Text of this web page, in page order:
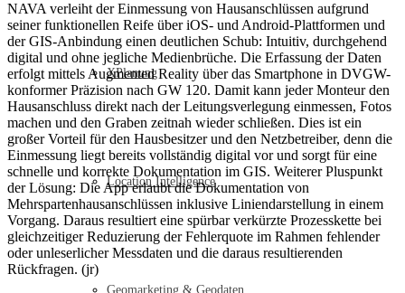
XPlanung
Location Intelligence
Geomarketing & Geodaten
NAVA verleiht der Einmessung von Hausanschlüssen aufgrund
seiner funktionellen Reife über iOS- und Android-Plattformen und
der GIS-Anbindung einen deutlichen Schub: Intuitiv, durchgehend
digital und ohne jegliche Medienbrüche. Die Erfassung der Daten
erfolgt mittels Augmented Reality über das Smartphone in DVGW-
konformer Präzision nach GW 120. Damit kann jeder Monteur den
Hausanschluss direkt nach der Leitungsverlegung einmessen, Fotos
machen und den Graben zeitnah wieder schließen. Dies ist ein
großer Vorteil für den Hausbesitzer und den Netzbetreiber, denn die
Einmessung liegt bereits vollständig digital vor und sorgt für eine
schnelle und korrekte Dokumentation im GIS. Weiterer Pluspunkt
der Lösung: Die App erlaubt die Dokumentation von
Mehrspartenhausanschlüssen inklusive Liniendarstellung in einem
Vorgang. Daraus resultiert eine spürbar verkürzte Prozesskette bei
gleichzeitiger Reduzierung der Fehlerquote im Rahmen fehlender
oder unleserlicher Messdaten und die daraus resultierenden
Rückfragen. (jr)